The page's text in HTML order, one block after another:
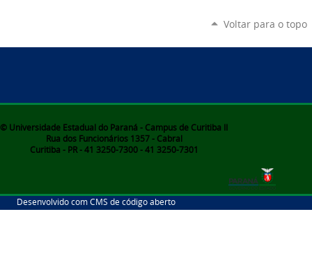
Voltar para o topo
© Universidade Estadual do Paraná - Campus de Curitiba II
Rua dos Funcionários 1357 - Cabral
Curitiba - PR - 41 3250-7300 - 41 3250-7301
Desenvolvido com CMS de código aberto